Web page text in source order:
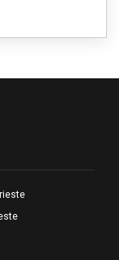
Paese